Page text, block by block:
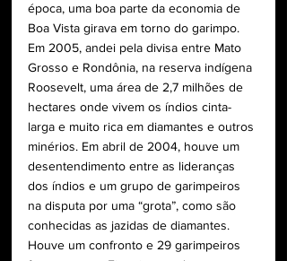
época, uma boa parte da economia de
Boa Vista girava em torno do garimpo.
Em 2005, andei pela divisa entre Mato
Grosso e Rondônia, na reserva indígena
Roosevelt, uma área de 2,7 milhões de
hectares onde vivem os índios cinta-
larga e muito rica em diamantes e outros
minérios. Em abril de 2004, houve um
desentendimento entre as lideranças
dos índios e um grupo de garimpeiros
na disputa por uma “grota”, como são
conhecidas as jazidas de diamantes.
Houve um confronto e 29 garimpeiros